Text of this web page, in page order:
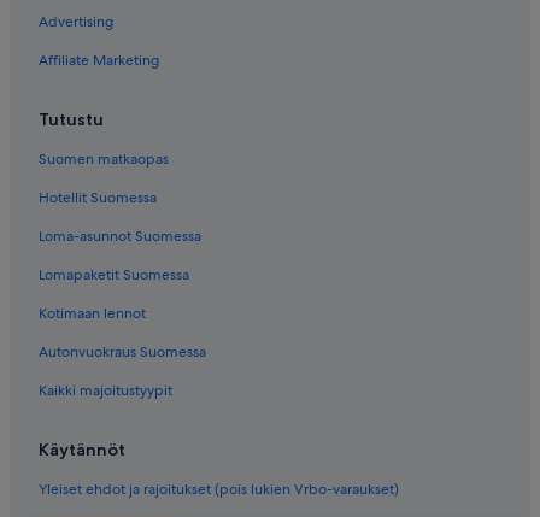
Advertising
Affiliate Marketing
Tutustu
Suomen matkaopas
Hotellit Suomessa
Loma-asunnot Suomessa
Lomapaketit Suomessa
Kotimaan lennot
Autonvuokraus Suomessa
Kaikki majoitustyypit
Käytännöt
Yleiset ehdot ja rajoitukset (pois lukien Vrbo-varaukset)